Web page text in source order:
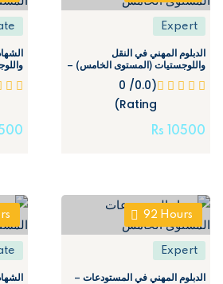
Expert
الدبلوم المهني في النقل
واللوجستيات (المستوى الخامس) –
Professional Diploma in
Transport and Logistics
(0.0/ 0
Rating)
10500
Rs
in
92 Hours
Expert
الدبلوم المهني في المستودعات –